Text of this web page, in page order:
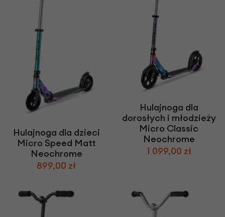
Hulajnoga dla dzieci
Micro Speed Matt
Neochrome
899,00 zł
Hulajnoga dla
dorosłych i młodzieży
Micro Classic
Neochrome
1 099,00 zł